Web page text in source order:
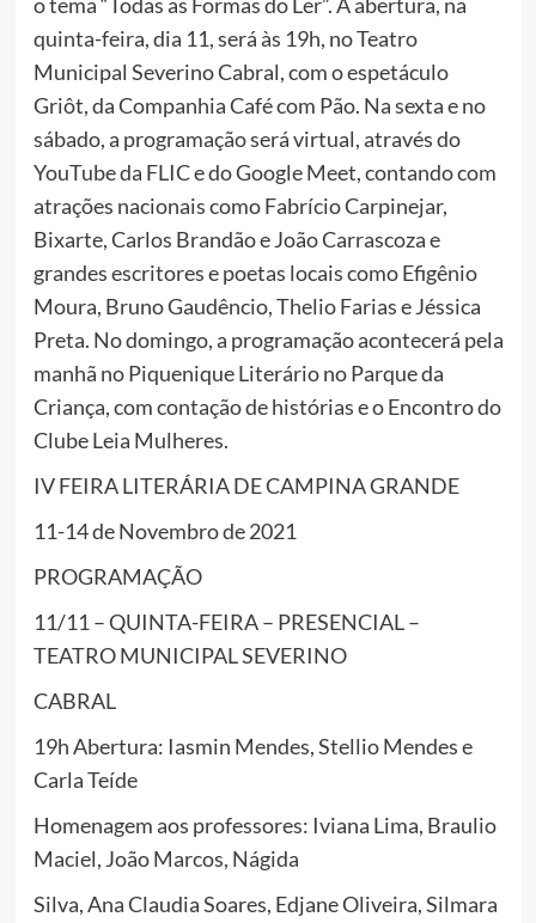
quinta-feira, dia 11, será às 19h, no Teatro
Municipal Severino Cabral, com o espetáculo
Griôt, da Companhia Café com Pão. Na sexta e no
sábado, a programação será virtual, através do
YouTube da FLIC e do Google Meet, contando com
atrações nacionais como Fabrício Carpinejar,
Bixarte, Carlos Brandão e João Carrascoza e
grandesescritores e poetas locais como Efigênio
Moura, Bruno Gaudêncio, Thelio Farias e Jéssica
Preta. No domingo, a programação acontecerá pela
manhã no Piquenique Literário no Parque da
Criança, com contação de histórias e o Encontro do
Clube Leia Mulheres.
IV FEIRA LITERÁRIA DECAMPINAGRANDE
11-14 de Novembro de 2021
PROGRAMAÇÃO
11/11 – QUINTA-FEIRA – PRESENCIAL –
TEATRO MUNICIPAL SEVERINO
CABRAL
19h Abertura: Iasmin Mendes, Stellio Mendes e
Carla Teíde
Homenagem aos professores: Iviana Lima, Braulio
Maciel, João Marcos, Nágida
Silva, Ana Claudia Soares, Edjane Oliveira, Silmara